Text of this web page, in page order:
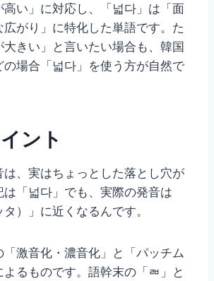
高い」に対応し、「넓다」は「面
がり」に特化した単語です。た
大きい」と言いたい場合も、韓国
の場合「넓다」を使う方が自然で
ント
は、実はちょっとした落とし穴が
は「넓다」でも、実際の発音は
タ）」に近くなるんです。
「激音化・濃音化」と「パッチム
るものです。語幹末の「ㄼ」と